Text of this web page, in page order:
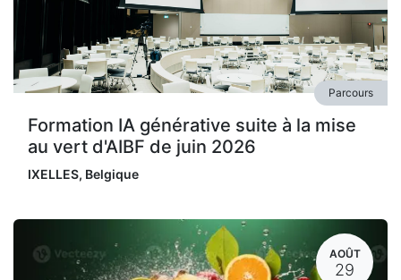
Formation IA générative suite à la mise
au vert d'AIBF de juin 2026
Parcours
IXELLES, Belgique
AOÛT
29